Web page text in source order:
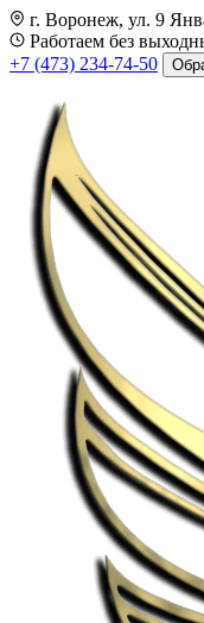
г. Воронеж, ул. 9
Работаем без
+7 (473) 234-74-50